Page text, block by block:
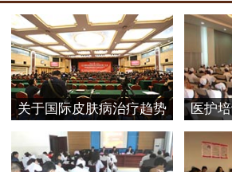
关于国际皮肤病治疗趋势
探
医护